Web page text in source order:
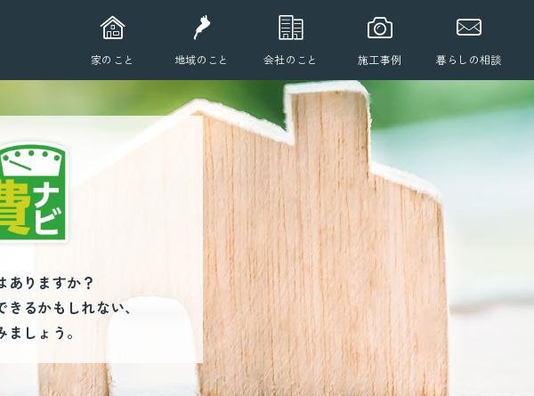
家のこと 地域のこと 会社のこと 施工事例 暮らしの相談
ありますか？
るかもしれない、
しょう。